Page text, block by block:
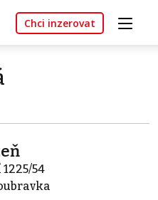
Chci inzerovat
54